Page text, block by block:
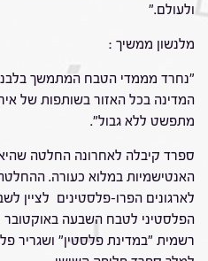
ולעולם."
מלנשון ממשיך :
"נחרד מממדי הטבח המתמשך
המדינה בכל האזור בשותפות של
מתפשט ללא גבול".
ספרד קיבלה לאחרונה החלטה
האנטישמיות במלוא כעורה.
לארגונים הפרו-פלסטינים לציין
הפלסטיני לטבח השבעה
רשמית "במדינת פלסטין" ושגריר